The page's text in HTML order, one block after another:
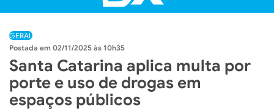
GERAL
02/11/2025 às 10h35
Santa Catarina aplica multa por
porte e uso de drogas em
espaços públicos